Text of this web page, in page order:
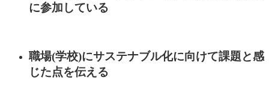
に参加している
職場(学校)にサステナブル化に向けて課題と感
じた点を伝える